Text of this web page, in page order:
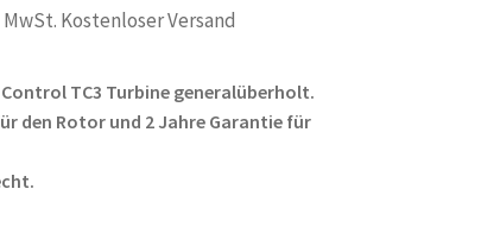
Kostenloser Versand
Control TC3 Turbine generalüberholt.
den Rotor und 2 Jahre Garantie für